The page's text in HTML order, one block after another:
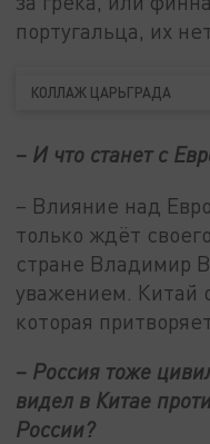
португальца, их
КОЛЛАЖ ЦАРЬГРАДА
– И что станет с
– Влияние над
только ждёт
стране Владимир
уважением. Китай
которая
– Россия тоже
видел в Китае
России?